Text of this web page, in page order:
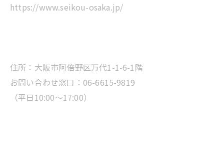
https://www.seikou-osaka.jp/
住所：大阪市阿倍野区万代1-1-6-1階
お問い合わせ窓口：06-6615-9819
（平日10:00～17:00）